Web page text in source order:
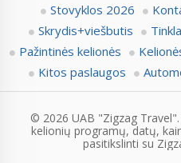
Stovyklos 2026
Skrydis+viešbutis
Pažintinės kelionės
Kitos paslaugos
© 2026 UAB "Zigzag
kelionių programų, datų,
pasitikslinti su